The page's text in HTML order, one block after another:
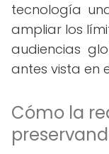
tecnología
ampliar los
audiencias
antes vista en
Cómo la